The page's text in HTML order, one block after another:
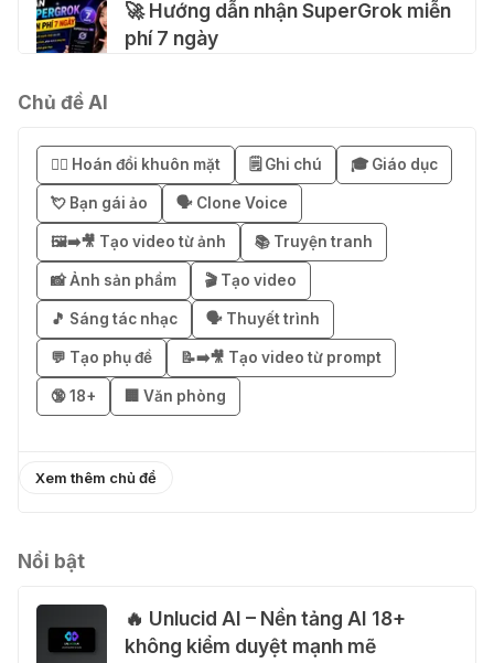
🚀 Hướng dẫn nhận SuperGrok miễn
phí 7 ngày
Business miễn phí 3–6 tháng
03 Thg 08 2026
🎁 Mẹo nhận 1 tháng ChatGPT Plus
miễn phí bằng VPN Mexico
02 Thg 08 2026
֎ Cách nhận ChatGPT Go 12 tháng
miễn phí
💃 Tạo video AI nhảy múa với Google
Flow Motion Control
Chủ đề AI
😶‍🌫️ Hoán đổi khuôn mặt 🗒️ Ghi chú 🎓 Giáo dục
💘 Bạn gái ảo 🗣️ Clone Voice
🖼️➡️🎥 Tạo video từ ảnh 📚 Truyện tranh
📸 Ảnh sản phẩm 🎬 Tạo video
🎵 Sáng tác nhạc 🗣️ Thuyết trình
💬 Tạo phụ đề 📝➡️🎥 Tạo video từ prompt
🔞 18+ 🏢 Văn phòng
Xem thêm chủ đề
Nổi bật
🔥 Unlucid AI – Nền tảng AI 18+
không kiểm duyệt mạnh mẽ